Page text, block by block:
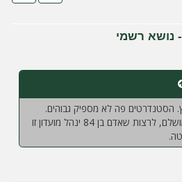
פה לא מספיק גבוהים.
חוץ מזה גם אם היה בעלים מושלם, לרצות שאדם בן 84 ינהל מועדון זו